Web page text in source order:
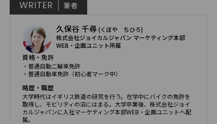
WRITER 筆者
久保谷 千尋(くぼや ちひろ)
株式会社ジョイカルジャパン マーケティング本部
WEB・企画ユニット所属
資格・免許
・普通自動二輪車免許
・普通自動車免許（初心者マーク中）
略歴・職歴
大学時代はイギリス鉄道の研究を行う。在学中にバイクの免許を
取得し、モビリティの沼にはまる。大学卒業後、株式会社ジョイ
カルジャパンに入社マーケティング本部WEB・企画ユニットへ配
属。